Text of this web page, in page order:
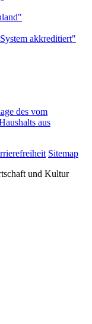
des vom
aus
Sitemap
und Kultur